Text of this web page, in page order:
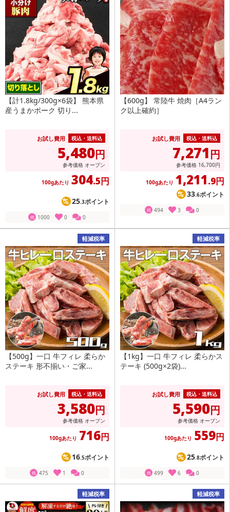
【計1.8kg/300g×6袋】 熊本県
産うまかポーク 切り...
お試し費用 税込・送料込
5,480円
参考価格 オープン
100gあたり 304.5円
25.3ポイント
残 1000 0 0
【600g】 常陸牛 焼肉［A4ラン
ク以上確約］
お試し費用 税込・送料込
7,271円
参考価格 16,700円
100gあたり 1,211.9円
33.6ポイント
残 494 3 0
軽減税率
【500g】一口 牛フィレ 柔らか
ステーキ 形不揃い・ご家...
お試し費用 税込・送料込
3,580円
参考価格 オープン
100gあたり 716円
16.5ポイント
残 475 1 0
軽減税率
【1kg】一口 牛フィレ 柔らかス
テーキ (500g×2袋)...
お試し費用 税込・送料込
5,590円
参考価格 オープン
100gあたり 559円
25.8ポイント
残 499 6 0
軽減税率 軽減税率